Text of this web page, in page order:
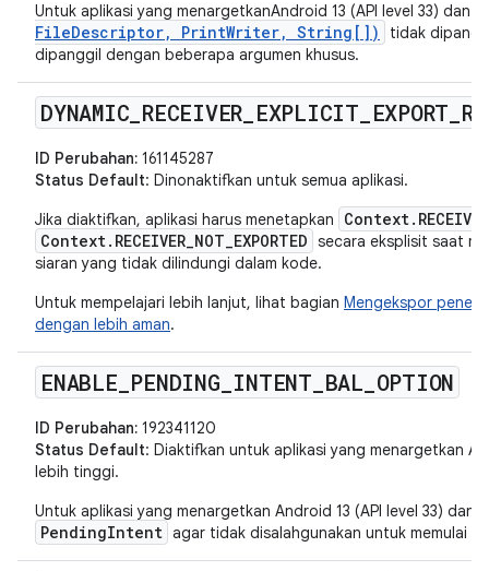
Untuk aplikasi yang menargetkanAndroid 13 (API level 33) dan
FileDescriptor, PrintWriter, String[])
tidak
dipanggil dengan beberapa argumen khusus.
DYNAMIC RECEIVER EXPLICIT EXPORT
ID Perubahan: 161145287
Status Default: Dinonaktifkan untuk semua aplikasi.
Jika diaktifkan, aplikasi harus menetapkan
Context.RECEIVER_NOT_EXPORTED secara eksplisit saat
siaran yang tidak dilindungi dalam kode.
Untuk mempelajari lebih lanjut, lihat bagian Mengekspor
dengan lebih aman.
ENABLE PENDING INTENT BAL OPTION
ID Perubahan: 192341120
Status Default: Diaktifkan untuk aplikasi yang menargetkan
lebih tinggi.
Untuk aplikasi yang menargetkan Android 13 (API level 33) dan
PendingIntent agar tidak disalahgunakan untuk memulai